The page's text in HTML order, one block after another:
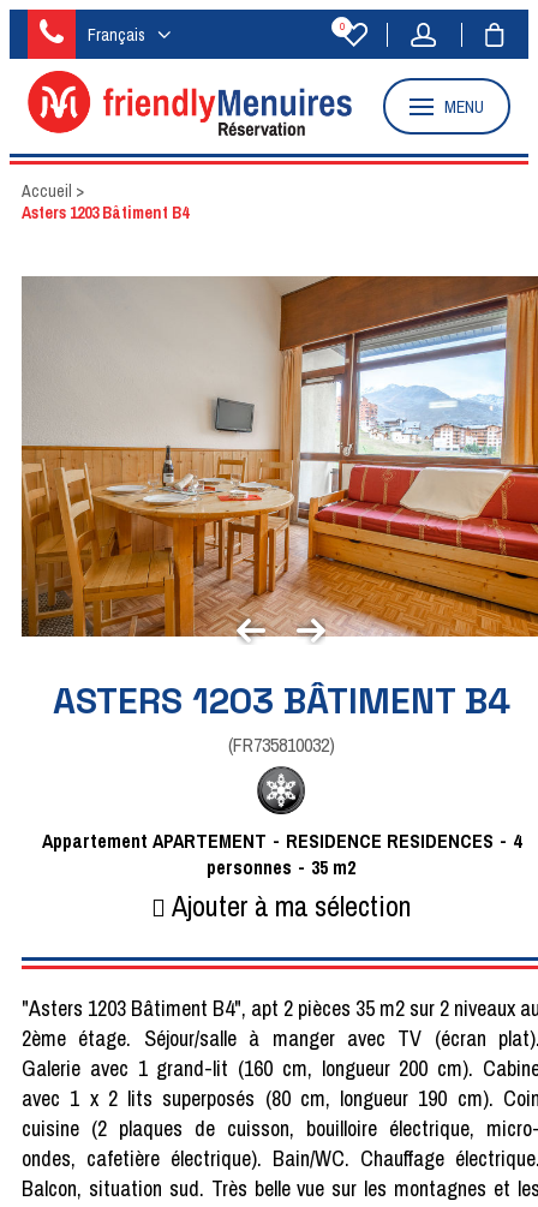
Français 0
MENU
Accueil >
Asters 1203 Bâtiment B4
ASTERS 1203 BÂTIMENT B4
(FR735810032)
Appartement APARTEMENT RESIDENCE RESIDENCES
4
personnes
35 m2
Ajouter à ma sélection
"Asters 1203 Bâtiment B4", apt 2 pièces 35 m2 sur 2 niveaux
2ème étage. Séjour/salle à manger avec TV (écran
Galerie avec 1 grand-lit (160 cm, longueur 200 cm).
avec 1 x 2 lits superposés (80 cm, longueur 190 cm).
cuisine (2 plaques de cuisson, bouilloire électrique,
ondes, cafetière électrique). Bain/WC. Chauffage
Balcon, situation sud. Très belle vue sur les montagnes et